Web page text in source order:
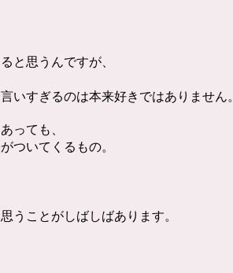
と思うんですが、
いすぎるのは本来好きではありません。
っても、
ついてくるもの。
うことがしばしばあります。